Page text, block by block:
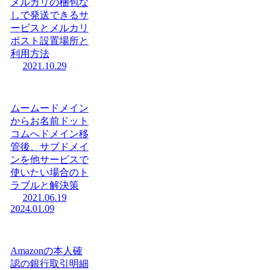
しで発送できるサ
ービスとメルカリ
ポスト設置場所と
利用方法
2021.10.29
ムームードメイン
からお名前ドット
コムへドメイン移
管後、サブドメイ
ンを他サービスで
使いたい場合のト
ラブルと解決策
2021.06.19
2024.01.09
Amazonの本人確
認の銀行取引明細